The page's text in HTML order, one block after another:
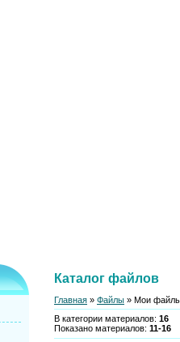
Каталог файлов
Главная » Файлы » Мои
В категории материалов: 16
Показано материалов: 11-16